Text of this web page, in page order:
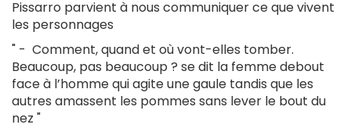
Pissarro parvient à nous communiquer ce que vivent
les personnages
" - Comment, quand et où vont-elles tomber.
Beaucoup, pas beaucoup ? se dit la femme debout
face à l’homme qui agite une gaule tandis que les
autres amassent les pommes sans lever le bout du
nez "